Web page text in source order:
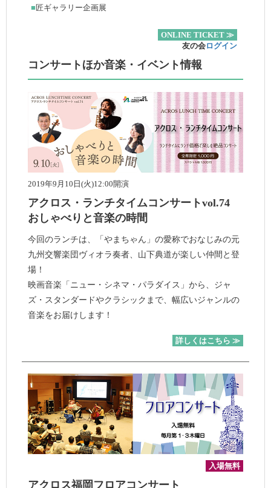
■匠ギャラリー企画展
ONLINE TICKET ≫
友の会ログイン
コンサートほか音楽・イベント情報
2019年9月10日(火)12:00開演
アクロス・ランチタイムコンサートvol.74
おしゃべりと音楽の時間
今回のランチは、「やまちゃん」の愛称でおなじみの元
九州交響楽団ヴィオラ奏者、山下典道が楽しい仲間と登
場！
映画音楽「ニュー・シネマ・パラダイス」から、ジャ
ズ・スタンダードやクラシックまで、幅広いジャンルの
音楽をお届けします！
詳しくはこちら ≫
入場無料
アクロス福岡フロアコンサート